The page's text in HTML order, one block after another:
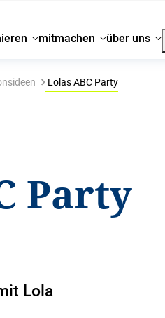
mitmachen über uns
Lolas ABC Party
Party
Lola